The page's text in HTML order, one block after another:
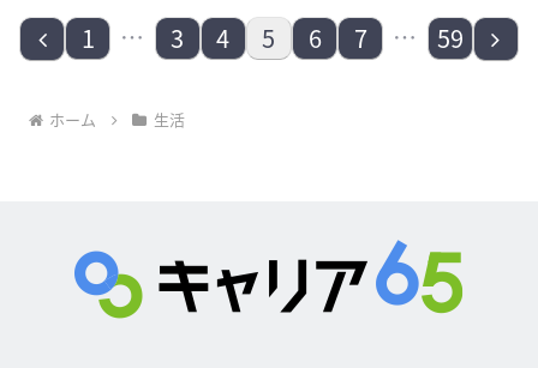
前
1 … 3 4 5 6 7 … 59
次
ホーム 生活